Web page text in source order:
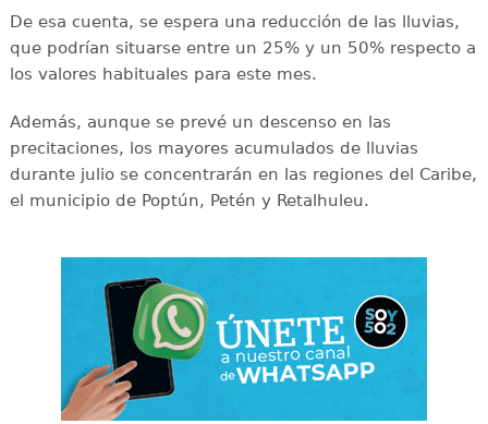
De esa cuenta, se espera una reducción de las lluvias,
que podrían situarse entre un 25% y un 50% respecto a
los valores habituales para este mes.
Además, aunque se prevé un descenso en las
precitaciones, los mayores acumulados de lluvias
durante julio se concentrarán en las regiones del Caribe,
el municipio de Poptún, Petén y Retalhuleu.